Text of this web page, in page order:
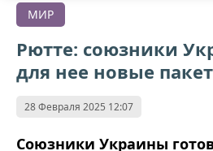
МИР
Рютте: союзники
для нее новые
28 Февраля 2025 12:07
Союзники Украины